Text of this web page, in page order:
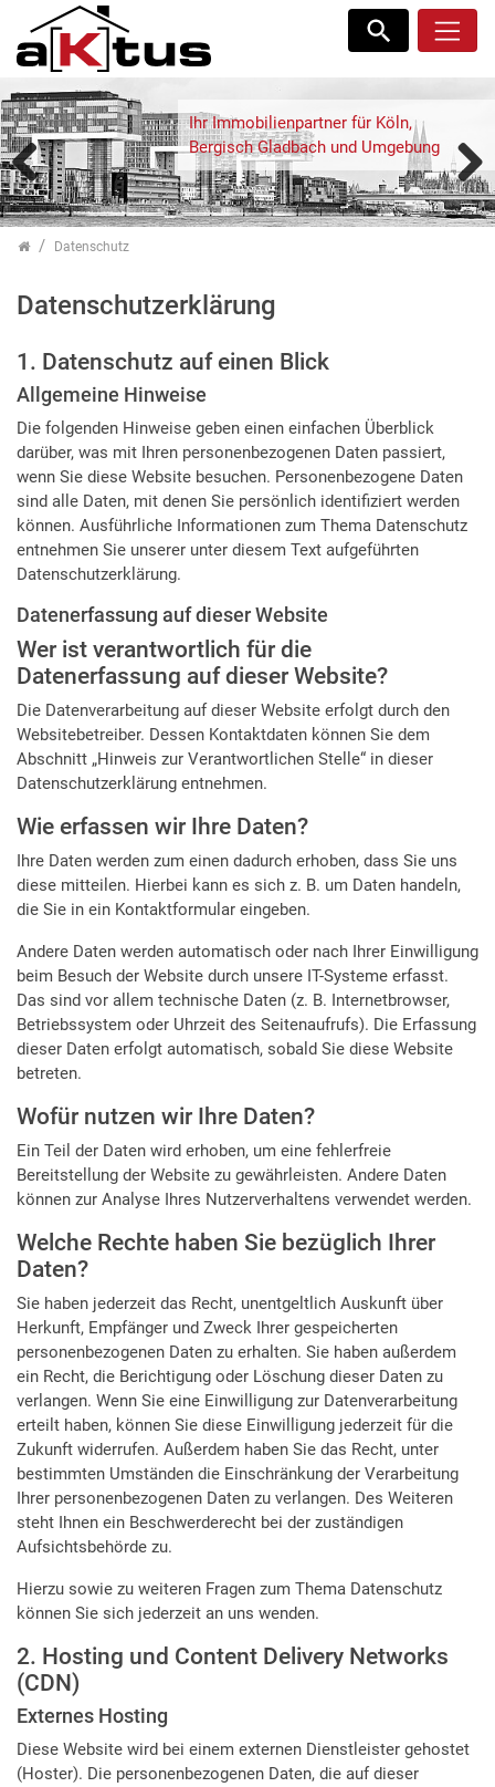
Zum Inhalt springen
Ihr Immobilienpartner für Köln,
Bergisch Gladbach und Umgebung
Ihr Immobilienpartner für Köln,
Bergisch Gladbach und Umgebung
Previous Next
Datenschutz
Datenschutz­erklärung
1. Datenschutz auf einen Blick
Allgemeine Hinweise
Die folgenden Hinweise geben einen einfachen Überblick
darüber, was mit Ihren personenbezogenen Daten passiert,
wenn Sie diese Website besuchen. Personenbezogene Daten
sind alle Daten, mit denen Sie persönlich identifiziert werden
können. Ausführliche Informationen zum Thema Datenschutz
entnehmen Sie unserer unter diesem Text aufgeführten
Datenschutzerklärung.
Datenerfassung auf dieser Website
Wer ist verantwortlich für die
Datenerfassung auf dieser Website?
Die Datenverarbeitung auf dieser Website erfolgt durch den
Websitebetreiber. Dessen Kontaktdaten können Sie dem
Abschnitt „Hinweis zur Verantwortlichen Stelle“ in dieser
Datenschutzerklärung entnehmen.
Wie erfassen wir Ihre Daten?
Ihre Daten werden zum einen dadurch erhoben, dass Sie uns
diese mitteilen. Hierbei kann es sich z. B. um Daten handeln,
die Sie in ein Kontaktformular eingeben.
Andere Daten werden automatisch oder nach Ihrer Einwilligung
beim Besuch der Website durch unsere IT-Systeme erfasst.
Das sind vor allem technische Daten (z. B. Internetbrowser,
Betriebssystem oder Uhrzeit des Seitenaufrufs). Die Erfassung
dieser Daten erfolgt automatisch, sobald Sie diese Website
betreten.
Wofür nutzen wir Ihre Daten?
Ein Teil der Daten wird erhoben, um eine fehlerfreie
Bereitstellung der Website zu gewährleisten. Andere Daten
können zur Analyse Ihres Nutzerverhaltens verwendet werden.
Welche Rechte haben Sie bezüglich Ihrer
Daten?
Sie haben jederzeit das Recht, unentgeltlich Auskunft über
Herkunft, Empfänger und Zweck Ihrer gespeicherten
personenbezogenen Daten zu erhalten. Sie haben außerdem
ein Recht, die Berichtigung oder Löschung dieser Daten zu
verlangen. Wenn Sie eine Einwilligung zur Datenverarbeitung
erteilt haben, können Sie diese Einwilligung jederzeit für die
Zukunft widerrufen. Außerdem haben Sie das Recht, unter
bestimmten Umständen die Einschränkung der Verarbeitung
Ihrer personenbezogenen Daten zu verlangen. Des Weiteren
steht Ihnen ein Beschwerderecht bei der zuständigen
Aufsichtsbehörde zu.
Hierzu sowie zu weiteren Fragen zum Thema Datenschutz
können Sie sich jederzeit an uns wenden.
2. Hosting und Content Delivery Networks
(CDN)
Externes Hosting
Diese Website wird bei einem externen Dienstleister gehostet
(Hoster). Die personenbezogenen Daten, die auf dieser